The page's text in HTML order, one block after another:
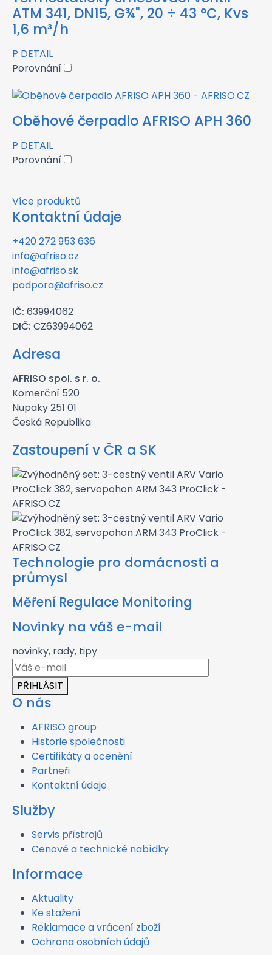
ATM 341, DN15, G¾", 20 ÷ 43 °C, Kvs
1,6 m³/h
P DETAIL
Porovnání
Oběhové čerpadlo AFRISO APH 360
P DETAIL
Porovnání
Více produktů
Kontaktní údaje
+420 272 953 636
info@afriso.cz
info@afriso.sk
podpora@afriso.cz
IČ: 63994062
DIČ: CZ63994062
Adresa
AFRISO spol. s r. o.
Komerční 520
Nupaky 251 01
Česká Republika
Zastoupení v ČR a SK
Technologie pro domácnosti a
průmysl
Měření Regulace Monitoring
Novinky na váš e-mail
novinky, rady, tipy
PŘIHLÁSIT
O nás
AFRISO group
Historie společnosti
Certifikáty a ocenění
Partneři
Kontaktní údaje
Služby
Servis přístrojů
Cenové a technické nabídky
Informace
Aktuality
Ke stažení
Reklamace a vrácení zboží
Ochrana osobních údajů